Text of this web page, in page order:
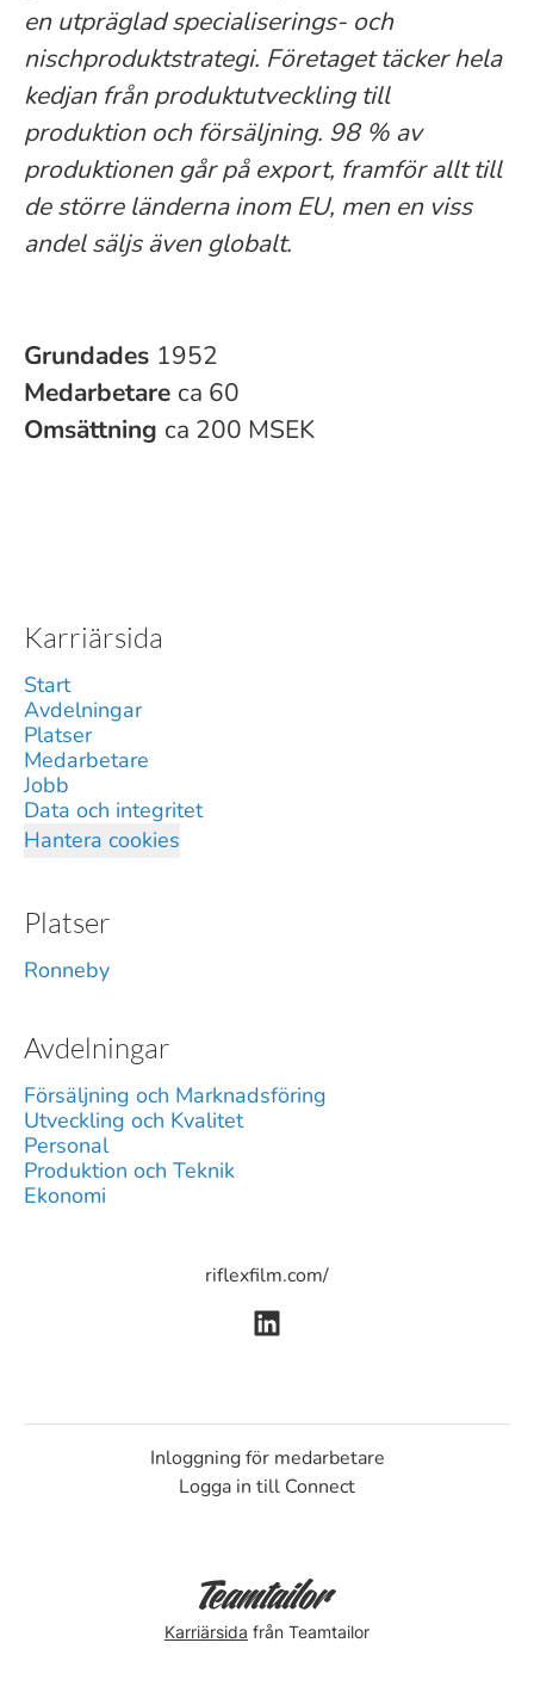
en utpräglad specialiserings- och
nischproduktstrategi. Företaget täcker hela
kedjan från produktutveckling till
produktion och försäljning. 98 % av
produktionen går på export, framför allt till
de större länderna inom EU, men en viss
andel säljs även globalt.
Grundades 1952
Medarbetare ca 60
Omsättning ca 200 MSEK
Karriärsida
Start
Avdelningar
Platser
Medarbetare
Jobb
Data och integritet
Hantera cookies
Platser
Ronneby
Avdelningar
Försäljning och Marknadsföring
Utveckling och Kvalitet
Personal
Produktion och Teknik
Ekonomi
riflexfilm.com/
Inloggning för medarbetare
Logga in till Connect
Karriärsida från Teamtailor